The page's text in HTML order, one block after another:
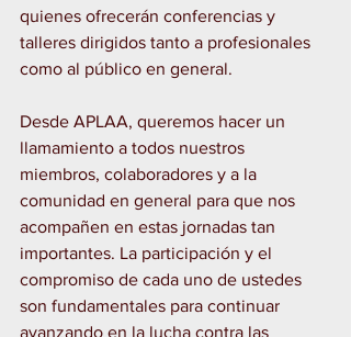
quienes ofrecerán conferencias y
talleres dirigidos tanto a profesionales
como al público en general.
Desde APLAA, queremos hacer un
llamamiento a todos nuestros
miembros, colaboradores y a la
comunidad en general para que nos
acompañen en estas jornadas tan
importantes. La participación y el
compromiso de cada uno de ustedes
son fundamentales para continuar
avanzando en la lucha contra las